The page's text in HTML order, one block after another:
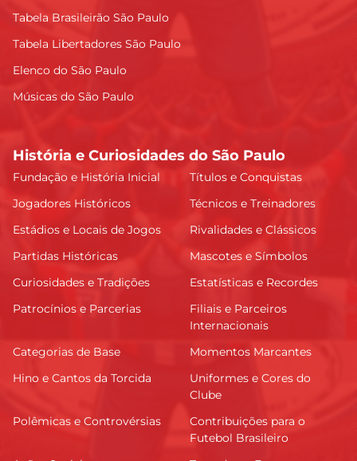
Tabela Brasileirão São Paulo
Tabela Libertadores São Paulo
Elenco do São Paulo
Músicas do São Paulo
História e Curiosidades do São Paulo
Fundação e História Inicial
Títulos e Conquistas
Jogadores Históricos
Técnicos e Treinadores
Estádios e Locais de Jogos
Rivalidades e Clássicos
Partidas Históricas
Mascotes e Símbolos
Curiosidades e Tradições
Estatísticas e Recordes
Patrocínios e Parcerias
Filiais e Parceiros
Internacionais
Categorias de Base
Momentos Marcantes
Hino e Cantos da Torcida
Uniformes e Cores do
Clube
Polêmicas e Controvérsias
Contribuições para o
Futebol Brasileiro